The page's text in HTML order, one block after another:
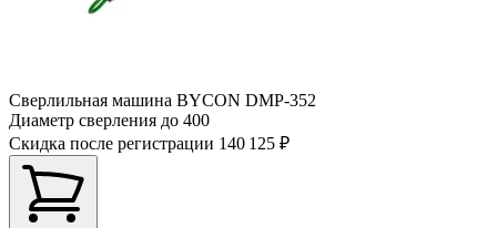
Сверлильная машина BYCON DMP-352
Диаметр сверления до 400
Скидка после регистрации 140 125 ₽